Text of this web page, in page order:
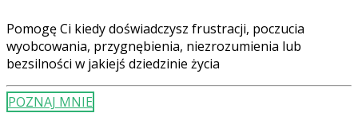
Pomogę Ci kiedy doświadczysz frustracji, poczucia
wyobcowania, przygnębienia, niezrozumienia lub
bezsilności w jakiejś dziedzinie życia
POZNAJ MNIE